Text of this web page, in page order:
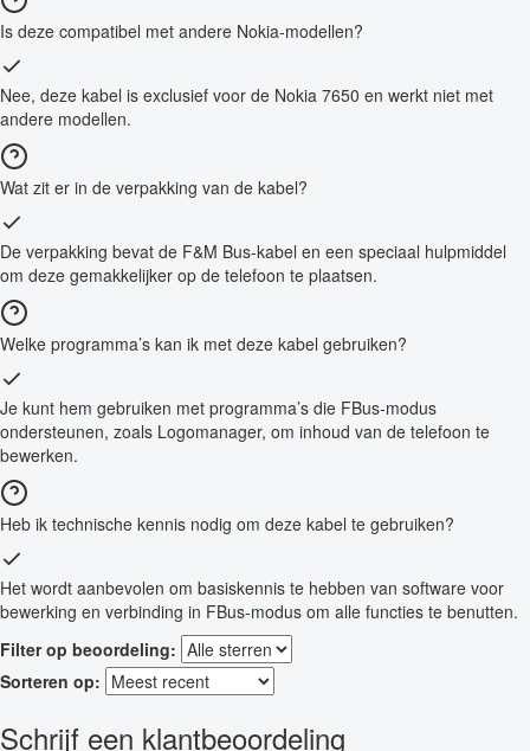
Is deze compatibel met andere Nokia-modellen?
Nee, deze kabel is exclusief voor de Nokia 7650 en werkt niet met
andere modellen.
Wat zit er in de verpakking van de kabel?
De verpakking bevat de F&M Bus-kabel en een speciaal hulpmiddel
om deze gemakkelijker op de telefoon te plaatsen.
Welke programma’s kan ik met deze kabel gebruiken?
Je kunt hem gebruiken met programma’s die FBus-modus
ondersteunen, zoals Logomanager, om inhoud van de telefoon te
bewerken.
Heb ik technische kennis nodig om deze kabel te gebruiken?
Het wordt aanbevolen om basiskennis te hebben van software voor
bewerking en verbinding in FBus-modus om alle functies te benutten.
Filter op beoordeling:
Sorteren op:
Schrijf een klantbeoordeling